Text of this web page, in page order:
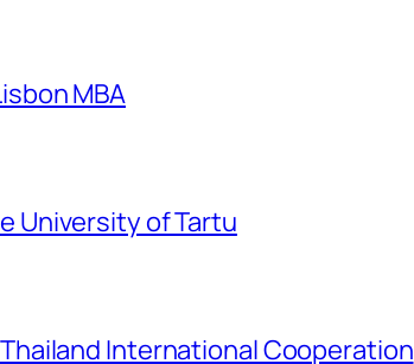
MBA
University of Tartu
International Cooperation